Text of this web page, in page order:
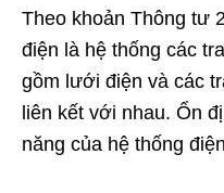
Theo khoản Thông tư
điện là hệ thống các
gồm lưới điện và các
liên kết với nhau. Ổn
năng của hệ thống